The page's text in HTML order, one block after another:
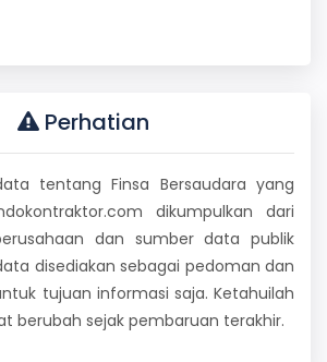
Perhatian
tentang Finsa Bersaudara yang
dikumpulkan dari
dan sumber data publik
disediakan sebagai pedoman dan
tujuan informasi saja. Ketahuilah
berubah sejak pembaruan terakhir.